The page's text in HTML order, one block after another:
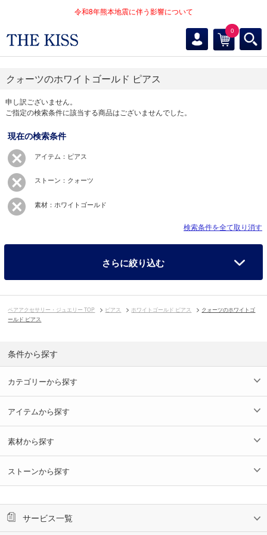
令和8年熊本地震に伴う影響について
0
クォーツのホワイトゴールド ピアス
申し訳ございません。
ご指定の検索条件に該当する商品はございませんでした。
現在の検索条件
アイテム：ピアス
ストーン：クォーツ
素材：ホワイトゴールド
検索条件を全て取り消す
さらに絞り込む
ペアアクセサリー・ジュエリー TOP ピアス ホワイトゴールド ピアス
クォーツのホワイトゴ
ールド ピアス
条件から探す
カテゴリーから探す
アイテムから探す
素材から探す
ストーンから探す
サービス一覧